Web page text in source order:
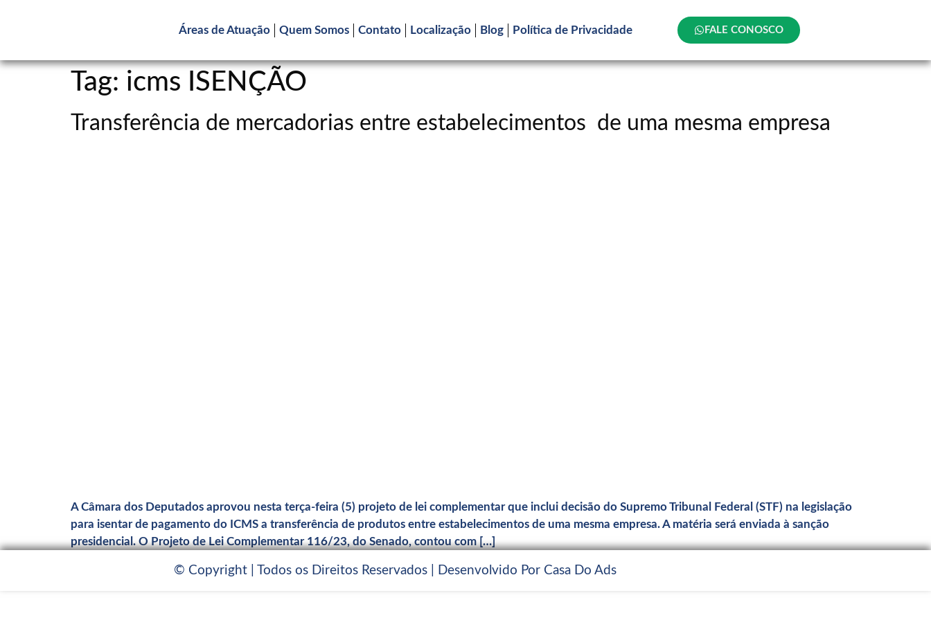
Áreas de Atuação Quem Somos Contato Localização Blog Política de Privacidade FALE CONOSCO
Tag: icms ISENÇÃO
Transferência de mercadorias entre estabelecimentos de uma mesma empresa
A Câmara dos Deputados aprovou nesta terça-feira (5) projeto de lei complementar que inclui decisão do Supremo Tribunal Federal (STF) na legislação
para isentar de pagamento do ICMS a transferência de produtos entre estabelecimentos de uma mesma empresa. A matéria será enviada à sanção
presidencial. O Projeto de Lei Complementar 116/23, do Senado, contou com […]
© Copyright | Todos os Direitos Reservados | Desenvolvido Por Casa Do Ads